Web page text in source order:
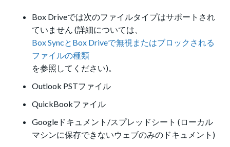
Box Driveでは次のファイルタイプはサポートされ
ていません (詳細については、
Box SyncとBox Driveで無視またはブロックされる
ファイルの種類
を参照してください)。
Outlook PSTファイル
QuickBookファイル
Googleドキュメント/スプレッドシート (ローカル
マシンに保存できないウェブのみのドキュメント)